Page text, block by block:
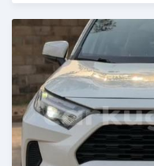
Ilitangazwa siku 14 iliopita